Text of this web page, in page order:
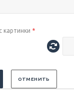
картинки *
ОТМЕНИТЬ